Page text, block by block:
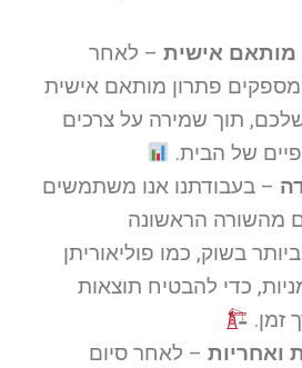
מותאם אישית – לאחר
מספקים פתרון מותאם אישית
תוך שמירה על צרכים
של הבית.
– בעבודתנו אנו משתמשים
מהשורה הראשונה
בשוק, כמו פוליאוריתן
כדי להבטיח תוצאות
זמן.
ואחריות – לאחר סיום